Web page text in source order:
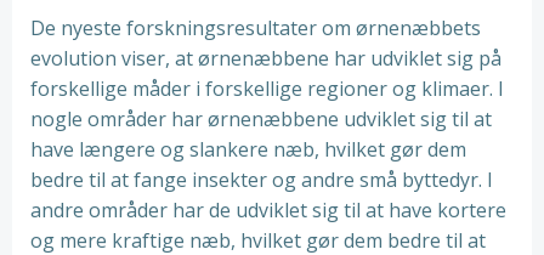
De nyeste forskningsresultater om ørnenæbbets
evolution viser, at ørnenæbbene har udviklet sig på
forskellige måder i forskellige regioner og klimaer. I
nogle områder har ørnenæbbene udviklet sig til at
have længere og slankere næb, hvilket gør dem
bedre til at fange insekter og andre små byttedyr. I
andre områder har de udviklet sig til at have kortere
og mere kraftige næb, hvilket gør dem bedre til at